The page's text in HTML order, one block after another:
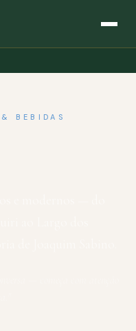
BEBIDAS